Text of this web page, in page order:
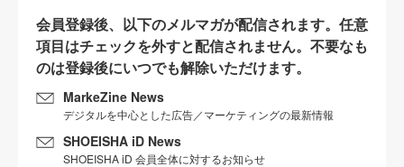
会員登録後、以下のメルマガが配信されます。任意
項目はチェックを外すと配信されません。不要なも
のは登録後にいつでも解除いただけます。
MarkeZine News
デジタルを中心とした広告／マーケティングの最新情報
SHOEISHA iD News
SHOEISHA iD 会員全体に対するお知らせ